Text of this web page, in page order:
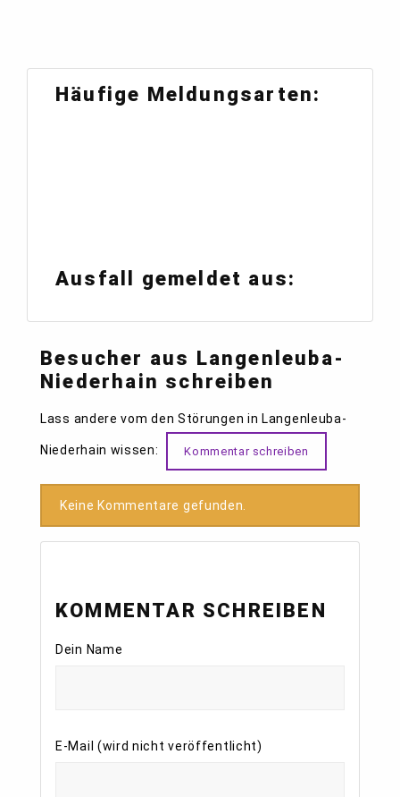
Häufige Meldungsarten:
Ausfall gemeldet aus:
Besucher aus Langenleuba-
Niederhain schreiben
Lass andere vom den Störungen in Langenleuba-
Niederhain wissen: Kommentar schreiben
Keine Kommentare gefunden.
KOMMENTAR SCHREIBEN
Dein Name
E-Mail (wird nicht veröffentlicht)